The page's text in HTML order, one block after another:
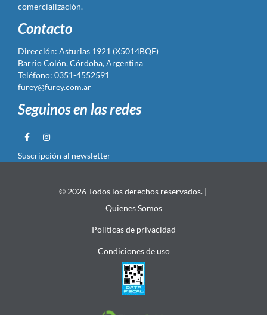
comercialización.
Contacto
Dirección: Asturias 1921 (X5014BQE)
Barrio Colón, Córdoba, Argentina
Teléfono: 0351-4552591
furey@furey.com.ar
Seguinos en las redes
Suscripción al newsletter
© 2026 Todos los derechos reservados. |
Quienes Somos
Politicas de privacidad
Condiciones de uso